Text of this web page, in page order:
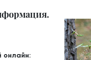
онлайн: